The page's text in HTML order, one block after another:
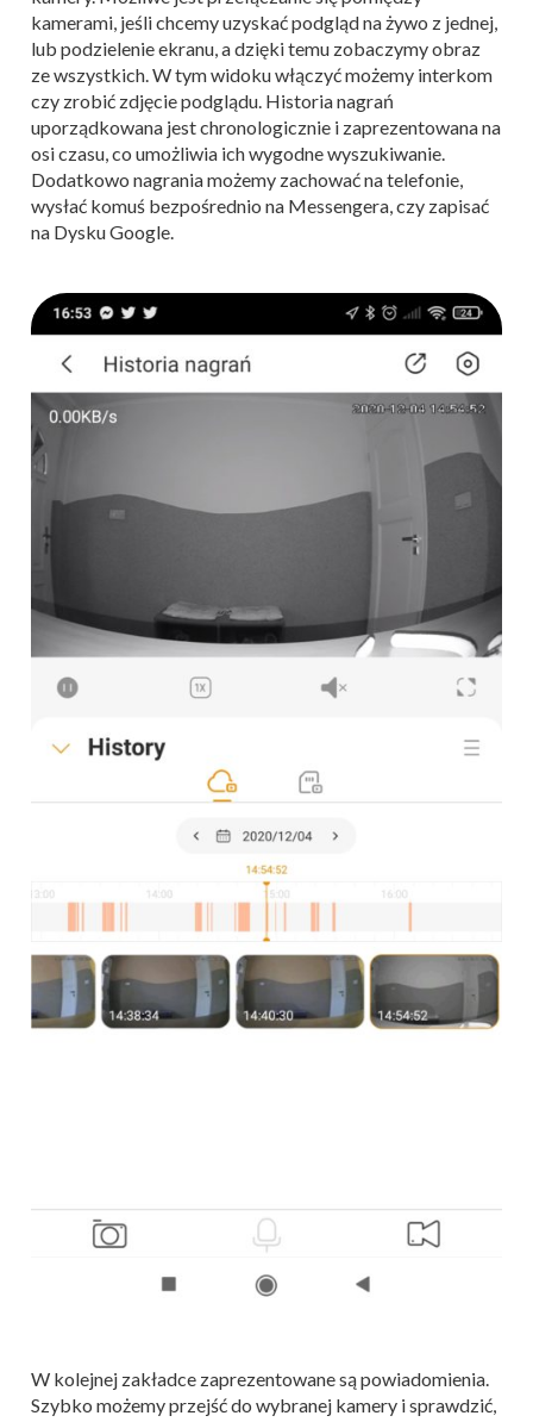
kamerami, jeśli chcemy uzyskać podgląd na żywo z jednej,
lub podzielenie ekranu, a dzięki temu zobaczymy obraz
ze wszystkich. W tym widoku włączyć możemy interkom
czy zrobić zdjęcie podglądu. Historia nagrań
uporządkowana jest chronologicznie i zaprezentowana na
osi czasu, co umożliwia ich wygodne wyszukiwanie.
Dodatkowo nagrania możemy zachować na telefonie,
wysłać komuś bezpośrednio na Messengera, czy zapisać
na Dysku Google.
W kolejnej zakładce zaprezentowane są powiadomienia.
Szybko możemy przejść do wybranej kamery i sprawdzić,